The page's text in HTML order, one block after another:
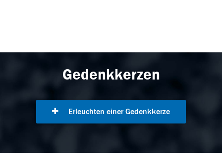
Gedenkkerzen
Erleuchten einer Gedenkkerze